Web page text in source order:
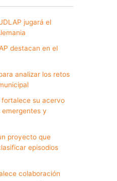
jugará el
destacan en el
analizar los retos
fortalece su acervo
y
proyecto que
episodios
colaboración